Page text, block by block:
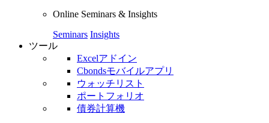
Online Seminars & Insights
Seminars Insights
ツール
Excelアドイン
Cbondsモバイルアプリ
ウォッチリスト
ポートフォリオ
債券計算機